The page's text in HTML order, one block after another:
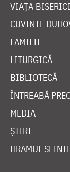
VIAȚA
CUVINTE
FAMILIE
LITURGICĂ
BIBLIOTECĂ
ÎNTREABĂ
MEDIA
ȘTIRI
HRAMUL